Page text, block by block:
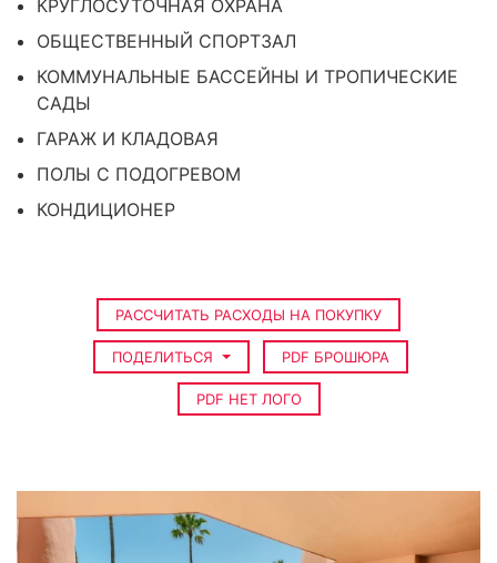
КРУГЛОСУТОЧНАЯ ОХРАНА
ОБЩЕСТВЕННЫЙ СПОРТЗАЛ
КОММУНАЛЬНЫЕ БАССЕЙНЫ И ТРОПИЧЕСКИЕ
САДЫ
ГАРАЖ И КЛАДОВАЯ
ПОЛЫ С ПОДОГРЕВОМ
КОНДИЦИОНЕР
РАССЧИТАТЬ РАСХОДЫ НА ПОКУПКУ
ПОДЕЛИТЬСЯ PDF БРОШЮРА
PDF НЕТ ЛОГО